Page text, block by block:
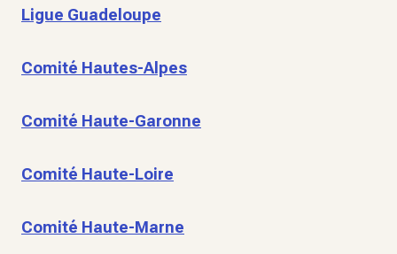
Ligue Guadeloupe
Comité Hautes-Alpes
Comité Haute-Garonne
Comité Haute-Loire
Comité Haute-Marne